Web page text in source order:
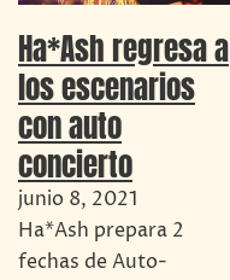
Ha*Ash regresa a
los escenarios
con auto
concierto
junio 8, 2021
Ha*Ash prepara 2
fechas de Auto-